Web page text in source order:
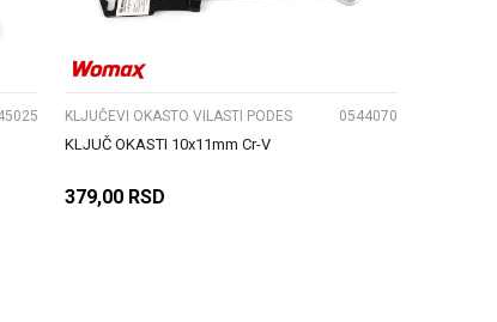
KLJUČEVI OKASTO VILASTI PODES 0544070
KLJUČ OKASTI 10x11mm Cr-V
379,00 RSD